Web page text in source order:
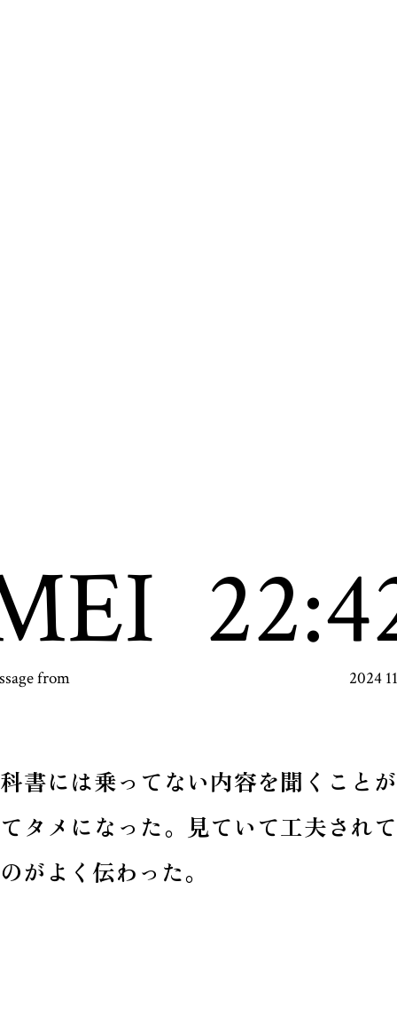
from 2024
書には乗ってない内容を聞くこと
タメになった。見ていて工夫され
がよく伝わった。